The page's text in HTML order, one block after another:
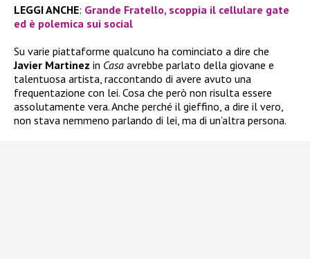
LEGGI ANCHE: Grande Fratello, scoppia il cellulare gate
ed è polemica sui social
Su varie piattaforme qualcuno ha cominciato a dire che
Javier Martinez in Casa avrebbe parlato della giovane e
talentuosa artista, raccontando di avere avuto una
frequentazione con lei. Cosa che però non risulta essere
assolutamente vera. Anche perché il gieffino, a dire il vero,
non stava nemmeno parlando di lei, ma di un’altra persona.